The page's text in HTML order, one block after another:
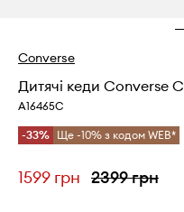
Converse
Дитячі кеди Converse
A16465C
-33% Ще -10% з кодом WEB*
1599 грн 2399 грн